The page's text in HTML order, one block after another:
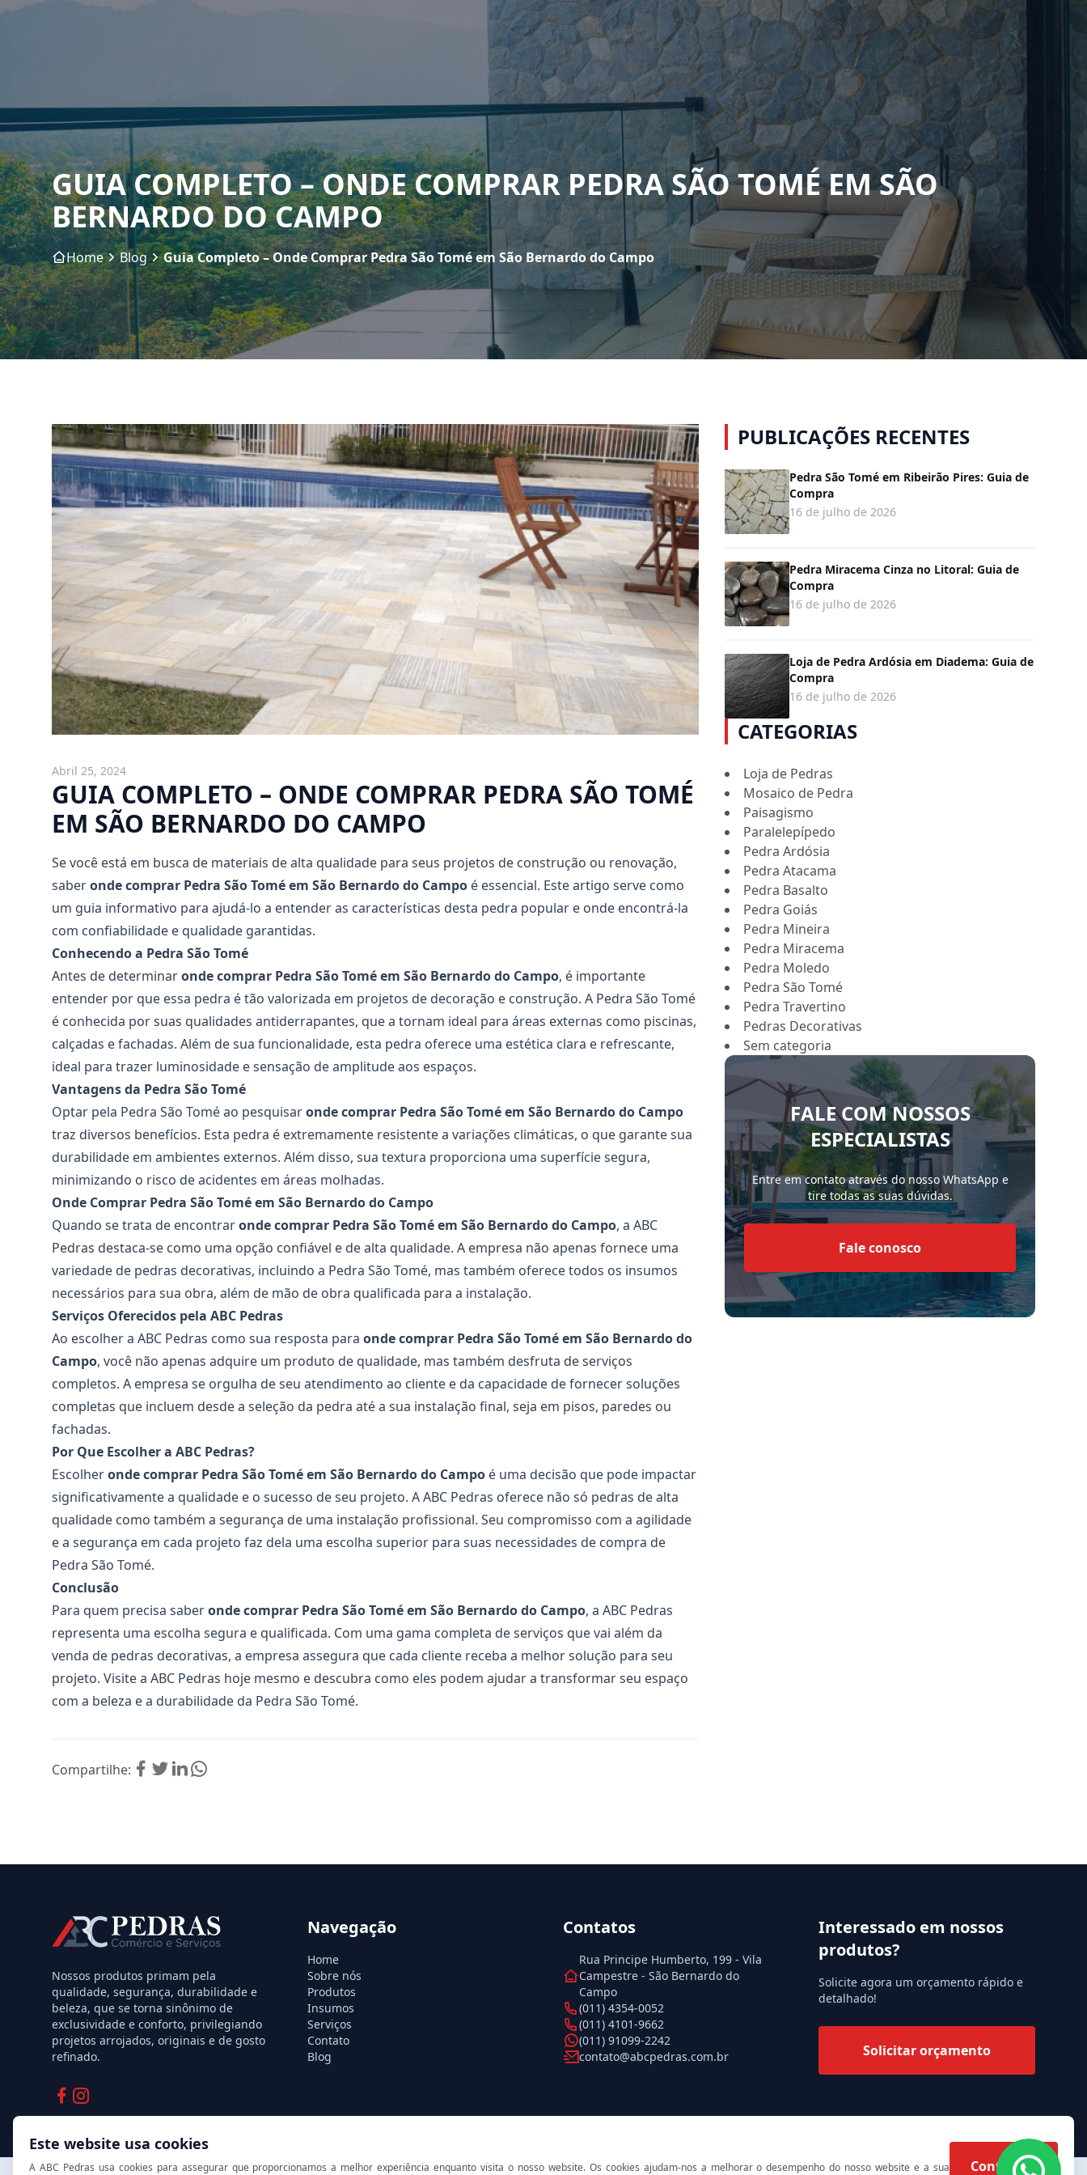
Este website usa cookies
A ABC Pedras usa cookies para assegurar que proporcionamos a melhor experiência enquanto visita o nosso website. Os cookies ajudam-nos a melhorar o desempenho do nosso website e a sua
Continuar
GUIA COMPLETO – ONDE COMPRAR PEDRA SÃO TOMÉ EM SÃO
BERNARDO DO CAMPO
Home Blog Guia Completo – Onde Comprar Pedra São Tomé em São Bernardo do Campo
Abril 25, 2024
GUIA COMPLETO – ONDE COMPRAR PEDRA SÃO TOMÉ
EM SÃO BERNARDO DO CAMPO
Se você está em busca de materiais de alta qualidade para seus projetos de construção ou renovação,
saberonde comprar Pedra São Tomé em São Bernardo do Campo é essencial. Este artigo serve como
um guia informativo para ajudá-lo a entender as características desta pedra popular e onde encontrá-la
com confiabilidade e qualidade garantidas.
Conhecendo a Pedra São Tomé
Antes de determinaronde comprar Pedra São Tomé em São Bernardo do Campo, é importante
entender por que essa pedra é tão valorizada em projetos de decoração e construção. A Pedra São Tomé
é conhecida por suas qualidades antiderrapantes, que a tornam ideal para áreas externas como piscinas,
calçadas e fachadas. Além de sua funcionalidade, esta pedra oferece uma estética clara e refrescante,
ideal para trazer luminosidade e sensação de amplitude aos espaços.
Vantagens da Pedra São Tomé
Optar pela Pedra São Tomé ao pesquisaronde comprar Pedra São Tomé em São Bernardo do Campo
traz diversos benefícios. Esta pedra é extremamente resistente a variações climáticas, o que garante sua
durabilidade em ambientes externos. Além disso, sua textura proporciona uma superfície segura,
minimizando o risco de acidentes em áreas molhadas.
Onde Comprar Pedra São Tomé em São Bernardo do Campo
Quando se trata de encontraronde comprar Pedra São Tomé em São Bernardo do Campo, a ABC
Pedras destaca-se como uma opção confiável e de alta qualidade. A empresa não apenas fornece uma
variedade de pedras decorativas, incluindo a Pedra São Tomé, mas também oferece todos os insumos
necessários para sua obra, além de mão de obra qualificada para a instalação.
Serviços Oferecidos pela ABC Pedras
Ao escolher a ABC Pedras como sua resposta para onde comprar Pedra São Tomé em São Bernardo do
Campo, você não apenas adquire um produto de qualidade, mas também desfruta de serviços
completos. A empresa se orgulha de seu atendimento ao cliente e da capacidade de fornecer soluções
completas que incluem desde a seleção da pedra até a sua instalação final, seja em pisos, paredes ou
fachadas.
Por Que Escolher a ABC Pedras?
Escolheronde comprar Pedra São Tomé em São Bernardo do Campo é uma decisão que pode impactar
significativamente a qualidade e o sucesso de seu projeto. A ABC Pedras oferece não só pedras de alta
qualidade como também a segurança de uma instalação profissional. Seu compromisso com a agilidade
e a segurança em cada projeto faz dela uma escolha superior para suas necessidades de compra de
Pedra São Tomé.
Conclusão
Para quem precisa saberonde comprar Pedra São Tomé em São Bernardo do Campo, a ABC Pedras
representa uma escolha segura e qualificada. Com uma gama completa de serviços que vai além da
venda de pedras decorativas, a empresa assegura que cada cliente receba a melhor solução para seu
projeto. Visite a ABC Pedras hoje mesmo e descubra como eles podem ajudar a transformar seu espaço
com a beleza e a durabilidade da Pedra São Tomé.
Compartilhe:
PUBLICAÇÕES RECENTES
Pedra São Tomé em Ribeirão Pires: Guia de
Compra
16 de julho de 2026
Pedra Miracema Cinza no Litoral: Guia de
Compra
16 de julho de 2026
Loja de Pedra Ardósia em Diadema: Guia de
Compra
16 de julho de 2026
CATEGORIAS
Loja de Pedras
Mosaico de Pedra
Paisagismo
Paralelepípedo
Pedra Ardósia
Pedra Atacama
Pedra Basalto
Pedra Goiás
Pedra Mineira
Pedra Miracema
Pedra Moledo
Pedra São Tomé
Pedra Travertino
Pedras Decorativas
Sem categoria
FALE COM NOSSOS
ESPECIALISTAS
Entre em contato através do nosso WhatsApp e
tire todas as suas dúvidas.
Fale conosco
Nossos produtos primam pela
qualidade, segurança, durabilidade e
beleza, que se torna sinônimo de
exclusividade e conforto, privilegiando
projetos arrojados, originais e de gosto
refinado.
Facebook
Navegação
Home
Sobre nós
Produtos
Insumos
Serviços
Contato
Blog
Contatos
Rua Principe Humberto, 199 - Vila
Campestre - São Bernardo do
Campo
(011) 4354-0052
(011) 4101-9662
(011) 91099-2242
contato@abcpedras.com.br
Interessado em nossos
produtos?
Solicite agora um orçamento rápido e
detalhado!
Solicitar orçamento